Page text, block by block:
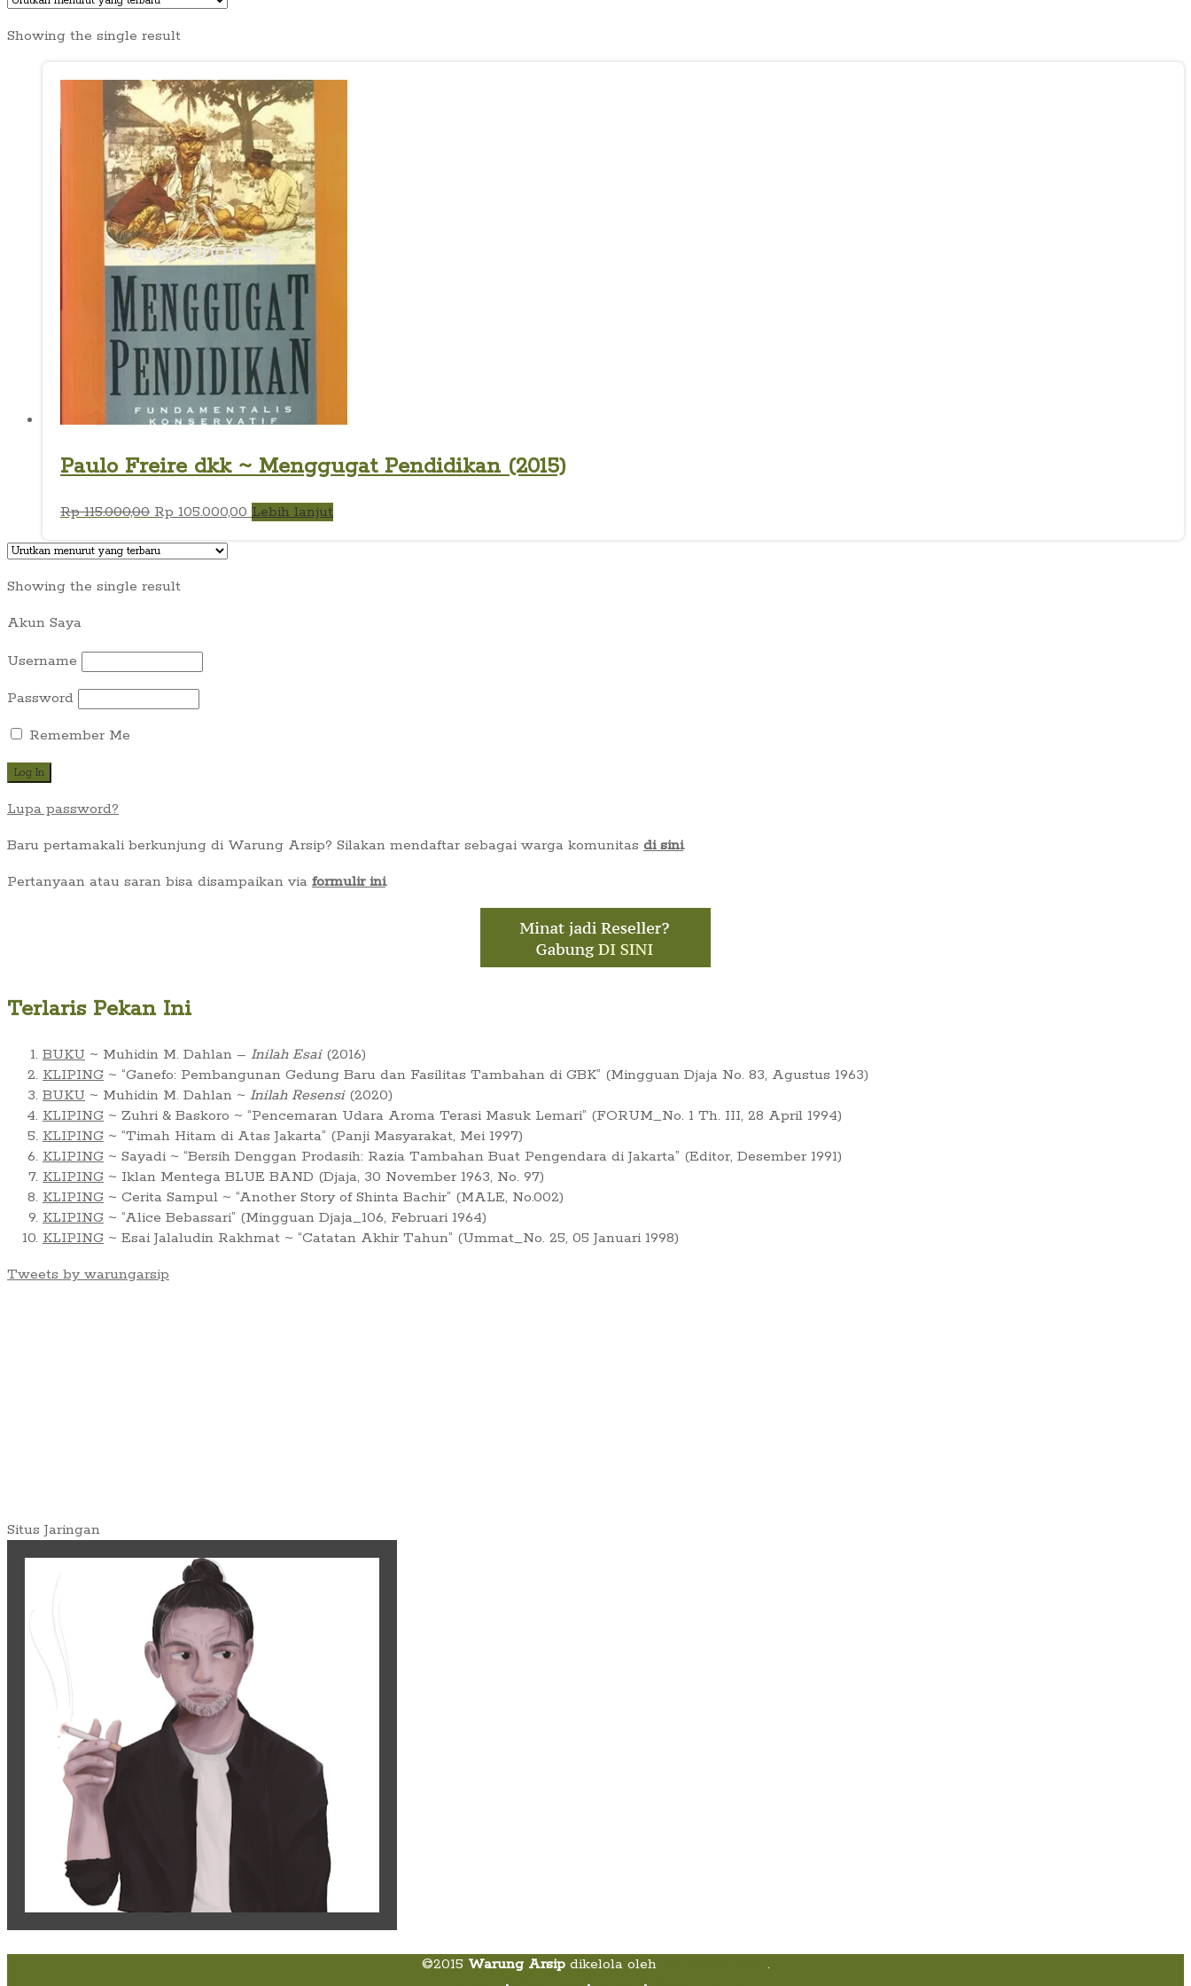
Showing the single result
Paulo Freire dkk ~ Menggugat Pendidikan (2015)
Rp115.000,00 Harga
adalah:
Rp105.000,00 Harga
Lebih lanjut
Showing the single result
Akun Saya
Username
Password
Remember Me
Lupa password?
Baru pertamakali berkunjung di Warung Arsip? Silakan mendaftar sebagai warga komunitas di sini.
Pertanyaan atau saran bisa disampaikan via formulir ini.
Terlaris Pekan Ini
BUKU ~ Muhidin M. Dahlan – Inilah Esai(2016)
KLIPING ~ “Ganefo: Pembangunan Gedung Baru dan Fasilitas Tambahan di GBK” (Mingguan Djaja No. 83, Agustus 1963)
BUKU ~ Muhidin M. Dahlan ~ Inilah Resensi(2020)
KLIPING ~ Zuhri & Baskoro ~ “Pencemaran Udara Aroma Terasi Masuk Lemari” (FORUM_No. 1 Th. III, 28 April 1994)
KLIPING ~ “Timah Hitam di Atas Jakarta” (Panji Masyarakat, Mei 1997)
KLIPING ~ Sayadi ~ “Bersih Denggan Prodasih: Razia Tambahan Buat Pengendara di Jakarta” (Editor, Desember 1991)
KLIPING ~ Iklan Mentega BLUE BAND (Djaja, 30 November 1963, No. 97)
KLIPING ~ Cerita Sampul ~ “Another Story of Shinta Bachir” (MALE, No.002)
KLIPING ~ “Alice Bebassari” (Mingguan Djaja_106, Februari 1964)
KLIPING ~ Esai Jalaludin Rakhmat ~ “Catatan Akhir Tahun” (Ummat_No. 25, 05 Januari 1998)
Tweets by warungarsip
Situs Jaringan
©2015 Warung Arsipdikelola oleh
.